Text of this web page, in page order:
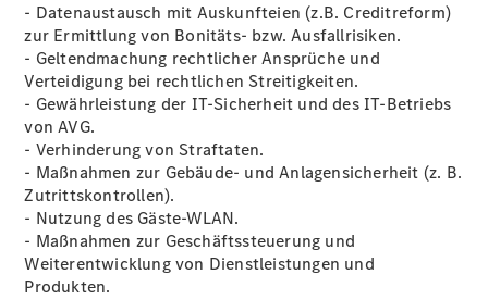
- Datenaustausch mit Auskunfteien (z.B. Creditreform)
zur Ermittlung von Bonitäts- bzw. Ausfallrisiken.
- Geltendmachung rechtlicher Ansprüche und
Verteidigung bei rechtlichen Streitigkeiten.
- Gewährleistung der IT-Sicherheit und des IT-Betriebs
von AVG.
- Verhinderung von Straftaten.
- Maßnahmen zur Gebäude- und Anlagensicherheit (z. B.
Zutrittskontrollen).
- Nutzung des Gäste-WLAN.
- Maßnahmen zur Geschäftssteuerung und
Weiterentwicklung von Dienstleistungen und
Produkten.